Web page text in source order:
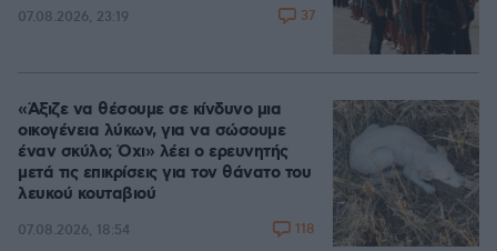
07.08.2026, 23:19 37
«Άξιζε να θέσουμε σε κίνδυνο μια
οικογένεια λύκων, για να σώσουμε
έναν σκύλο; Όχι» λέει ο ερευνητής
μετά τις επικρίσεις για τον θάνατο του
λευκού κουταβιού
07.08.2026, 18:54 118